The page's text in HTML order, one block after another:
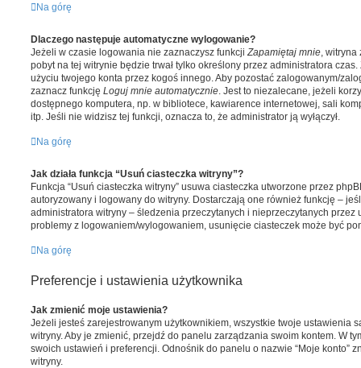
Na górę
Dlaczego następuje automatyczne wylogowanie?
Jeżeli w czasie logowania nie zaznaczysz funkcji Zapamiętaj mnie ,
pobyt na tej witrynie będzie trwał tylko określony przez administratora
użyciu twojego konta przez kogoś innego. Aby pozostać zalogowanym/
zaznacz funkcję Loguj mnie automatycznie . Jest to niezalecane, jeżeli
dostępnego komputera, np. w bibliotece, kawiarence internetowej, sali
itp. Jeśli nie widzisz tej funkcji, oznacza to, że administrator ją wyłączył.
Na górę
Jak działa funkcja “Usuń ciasteczka witryny”?
Funkcja “Usuń ciasteczka witryny” usuwa ciasteczka utworzone przez
autoryzowany i logowany do witryny. Dostarczają one również funkcję –
administratora witryny – śledzenia przeczytanych i nieprzeczytanych przez
problemy z logowaniem/wylogowaniem, usunięcie ciasteczek może być
Na górę
Preferencje i ustawienia użytkownika
Jak zmienić moje ustawienia?
Jeżeli jesteś zarejestrowanym użytkownikiem, wszystkie twoje ustawienia
witryny. Aby je zmienić, przejdź do panelu zarządzania swoim kontem. W
swoich ustawień i preferencji. Odnośnik do panelu o nazwie “Moje konto”
witryny.